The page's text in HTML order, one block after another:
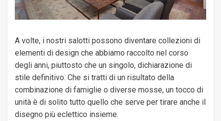
A volte, i nostri salotti possono diventare collezioni di
elementi di design che abbiamo raccolto nel corso
degli anni, piuttosto che un singolo, dichiarazione di
stile definitivo. Che si tratti di un risultato della
combinazione di famiglie o diverse mosse, un tocco di
unità è di solito tutto quello che serve per tirare anche il
disegno più eclettico insieme.